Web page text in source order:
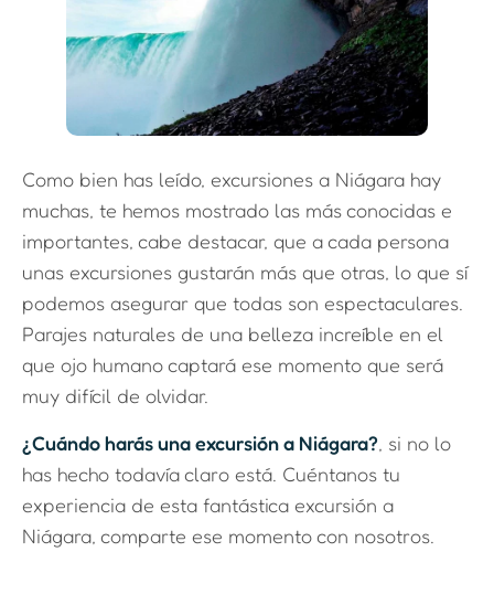
Como bien has leído, excursiones a Niágara hay
muchas, te hemos mostrado las más conocidas e
importantes, cabe destacar, que a cada persona
unas excursiones gustarán más que otras, lo que sí
podemos asegurar que todas son espectaculares.
Parajes naturales de una belleza increíble en el
que ojo humano captará ese momento que será
muy difícil de olvidar.
¿Cuándo harás una excursión a Niágara?, si no lo
has hecho todavía claro está. Cuéntanos tu
experiencia de esta fantástica excursión a
Niágara, comparte ese momento con nosotros.